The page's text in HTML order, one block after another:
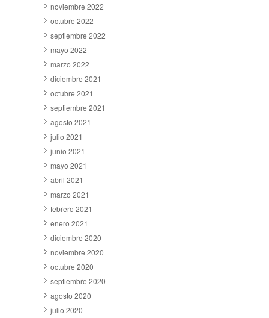
noviembre 2022
octubre 2022
septiembre 2022
mayo 2022
marzo 2022
diciembre 2021
octubre 2021
septiembre 2021
agosto 2021
julio 2021
junio 2021
mayo 2021
abril 2021
marzo 2021
febrero 2021
enero 2021
diciembre 2020
noviembre 2020
octubre 2020
septiembre 2020
agosto 2020
julio 2020